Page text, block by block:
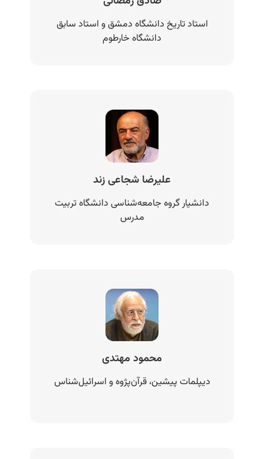
محمود مهتدی
دیپلمات پیشین، قرآن‌پژوه و اسرائیل‌‌شناس
علیرضا شجاعی زند
دانشیار گروه جامعه‌شناسی دانشگاه تربیت
مدرس
استاد تاریخ دانشگاه دمشق و استاد سابق
دانشگاه خارطوم